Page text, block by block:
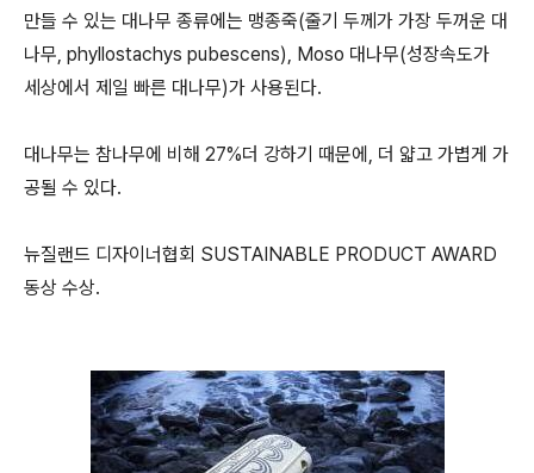
만들 수 있는 대나무 종류에는 맹종죽(줄기 두께가 가장 두꺼운 대
나무, phyllostachys pubescens), Moso 대나무(성장속도가
세상에서 제일 빠른 대나무)가 사용된다.
대나무는 참나무에 비해 27%더 강하기 때문에, 더 얇고 가볍게 가
공될 수 있다.
뉴질랜드 디자이너협회 SUSTAINABLE PRODUCT AWARD
동상 수상.